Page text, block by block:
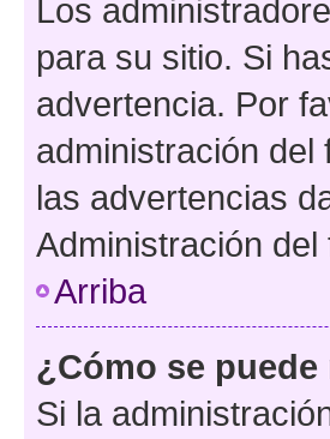
Los
para su sitio. Si
advertencia. Por
administración del
las advertencias
Administración
Arriba
¿Cómo se
Si la